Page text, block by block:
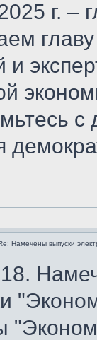
г.
Намечены выпуски